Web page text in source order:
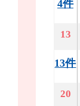
4件
13
13件
20